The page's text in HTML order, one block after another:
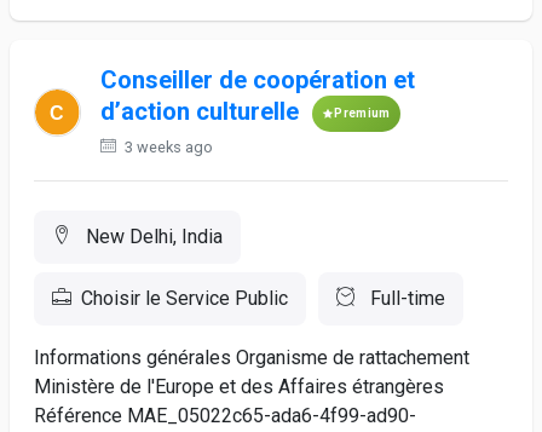
Conseiller de coopération et
d’action culturelle
Premium
3 weeks ago
New Delhi, India
Choisir le Service Public Full-time
Informations générales Organisme de rattachement
Ministère de l'Europe et des Affaires étrangères
Référence MAE_05022c65-ada6-4f99-ad90-